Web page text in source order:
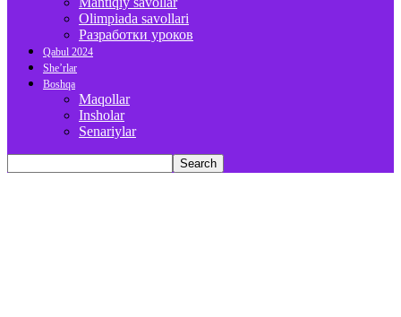
Olimpiada savollari
Разработки уроков
Qabul 2024
She’rlar
Boshqa
Maqollar
Insholar
Senariylar